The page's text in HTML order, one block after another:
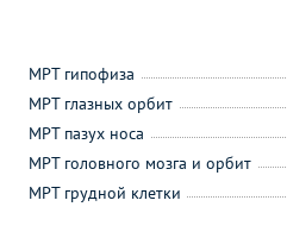
МРТ гипофиза
МРТ глазных орбит
МРТ пазух носа
МРТ головного мозга и орбит
МРТ грудной клетки